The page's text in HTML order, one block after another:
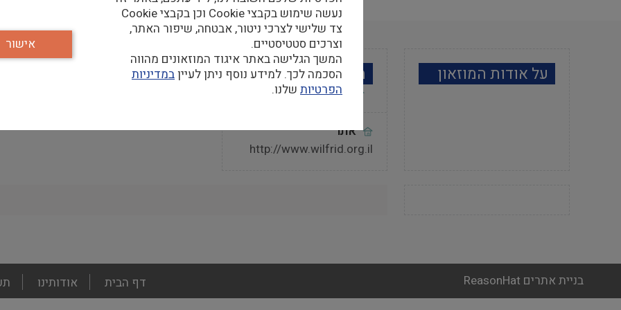
על אודות המוזאון מידע למבקר
אתר
http://www.wilfrid.org.il
footer
menu
דף הבית אודותינו בניית אתרים ReasonHat
נעשה שימוש בקבצי Cookie וכן בקבצי Cookie
צד שלישי לצרכי ניטור, אבטחה, שיפור האתר,
וצרכים סטטיסטיים.
המשך הגלישה באתר איגוד המוזאונים מהווה
הסכמה לכך. למידע נוסף ניתן לעייןבמדיניות
הפרטיות שלנו.
אישור